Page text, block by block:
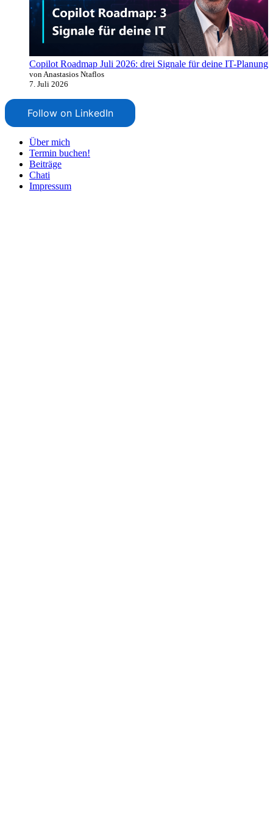
Copilot Roadmap Juli 2026: drei Signale für deine IT-Planung
von Anastasios Ntaflos
7. Juli 2026
Follow on LinkedIn
Über mich
Termin buchen!
Beiträge
Chati
Impressum